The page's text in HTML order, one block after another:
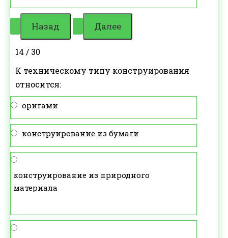
14 / 30
К техническому типу конструирования
относится:
оригами
конструирование из бумаги
конструирование из природного
материала